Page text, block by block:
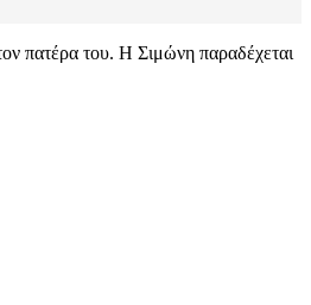
πατέρα του. Η Σιμώνη παραδέχεται